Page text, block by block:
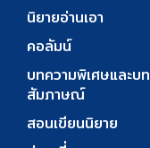
นิยายอ่านเอา
คอลัมน์
บทความพิเศษและบท
สัมภาษณ์
สอนเขียนนิยาย